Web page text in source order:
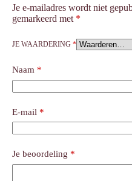
Je e-mailadres wordt niet
gemarkeerd met *
JE WAARDERING *
Naam *
E-mail *
Je beoordeling *